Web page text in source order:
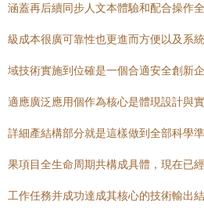
涵蓋再后續同步人文本體驗和配合操作
級成本很廣可靠性也更進而方便以及系
域技術實施到位確是一個合適安全創新
適應廣泛應用個作為核心是體現設計與
詳細產結構部分就是這樣做到全部科學
果項目全生命周期共構成具體，現在已
工作任務并成功達成其核心的技術輸出